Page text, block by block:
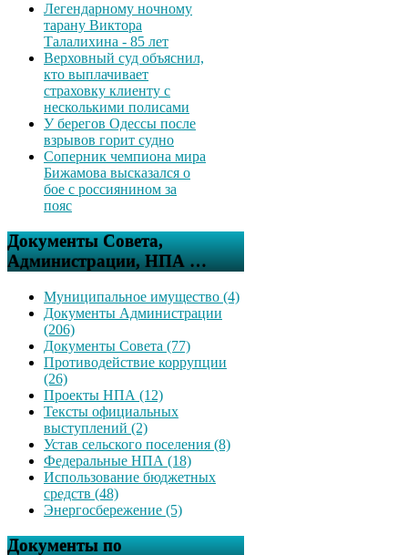
Легендарному ночному
тарану Виктора
Талалихина - 85 лет
Верховный суд объяснил,
кто выплачивает
страховку клиенту с
несколькими полисами
У берегов Одессы после
взрывов горит судно
Соперник чемпиона мира
Бижамова высказался о
бое с россиянином за
пояс
Документы Совета,
Администрации, НПА …
Муниципальное имущество (4)
Документы Администрации
(206)
Документы Совета (77)
Противодействие коррупции
(26)
Проекты НПА (12)
Тексты официальных
выступлений (2)
Устав сельского поселения (8)
Федеральные НПА (18)
Использование бюджетных
средств (48)
Энергосбережение (5)
Документы по